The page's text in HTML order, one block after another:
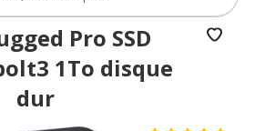
Pro SSD
1To disque
dur